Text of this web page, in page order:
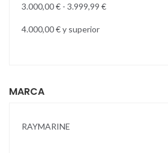
3.000,00 € - 3.999,99 €
4.000,00 €y superior
MARCA
RAYMARINE